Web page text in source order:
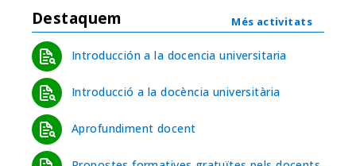
Destaquem
Introducción a la docencia universitaria
Introducció a la docència universitària
Aprofundiment docent
Més activitats